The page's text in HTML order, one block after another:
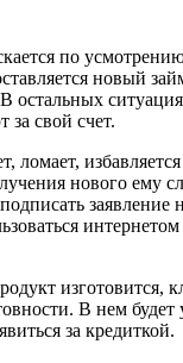
по
новый
остальных
за свой счет.
ломает,
нового ему
интернетом
изготовится,
В нем будет
за кредиткой.